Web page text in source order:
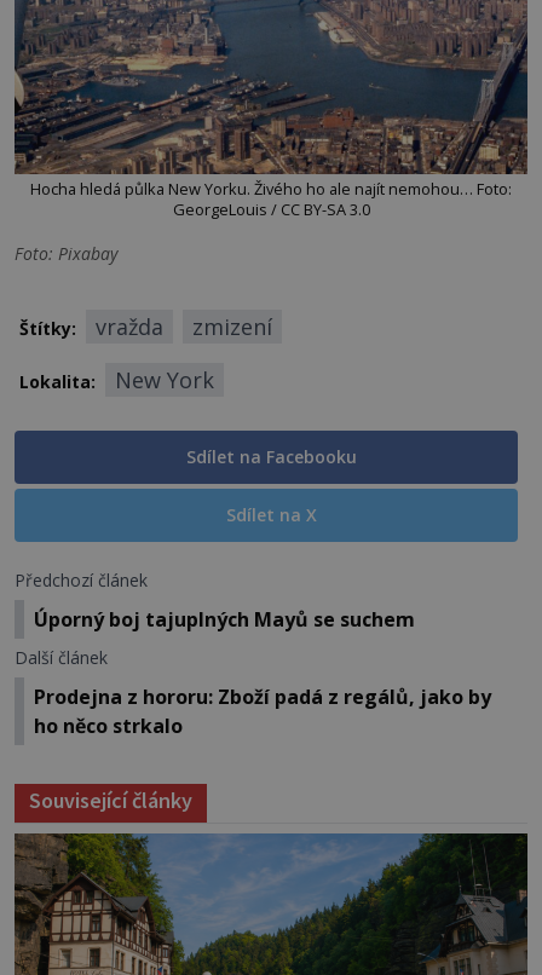
Hocha hledá půlka New Yorku. Živého ho ale najít nemohou… Foto:
GeorgeLouis / CC BY-SA 3.0
Foto: Pixabay
Štítky: vražda zmizení
Lokalita: New York
Sdílet na Facebooku
Sdílet na X
Předchozí článek
Úporný boj tajuplných Mayů se suchem
Další článek
Prodejna z hororu: Zboží padá z regálů, jako by
ho něco strkalo
Související články